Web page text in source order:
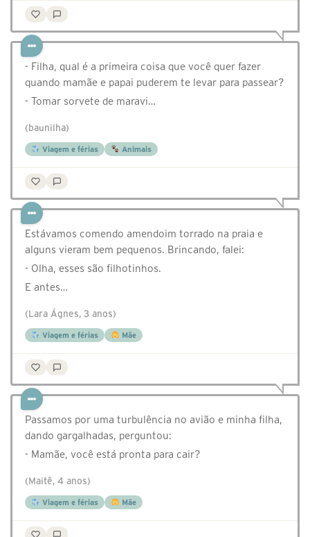
- Filha, qual é a primeira coisa que você quer fazer
quando mamãe e papai puderem te levar para passear?
- Tomar sorvete de maravi…
(baunilha)
Viagem e férias Animais
Estávamos comendo amendoim torrado na praia e
alguns vieram bem pequenos. Brincando, falei:
- Olha, esses são filhotinhos.
E antes…
(Lara Ágnes, 3 anos)
Viagem e férias Mãe
Passamos por uma turbulência no avião e minha filha,
dando gargalhadas, perguntou:
- Mamãe, você está pronta para cair?
(Maitê, 4 anos)
Viagem e férias Mãe